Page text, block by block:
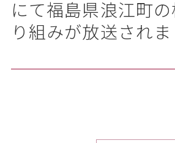
にて福島県浪江町
り組みが放送されま